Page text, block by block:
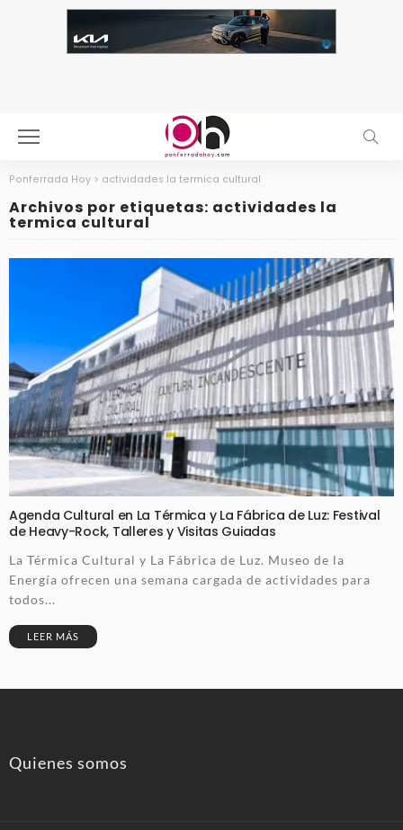
Ponferrada Hoy > actividades la termica cultural
Archivos por etiquetas: actividades la
termica cultural
Agenda Cultural en La Térmica y La Fábrica de Luz: Festival
de Heavy-Rock, Talleres y Visitas Guiadas
La Térmica Cultural y La Fábrica de Luz. Museo de la
Energía ofrecen una semana cargada de actividades para
todos...
LEER MÁS
Quienes somos